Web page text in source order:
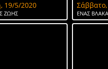
19/5/2020
ΖΩΗΣ ΕΝΑΣ